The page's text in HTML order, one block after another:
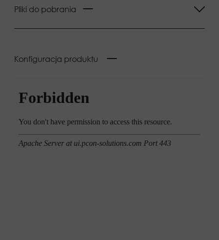
Pliki do pobrania
Konfiguracja produktu